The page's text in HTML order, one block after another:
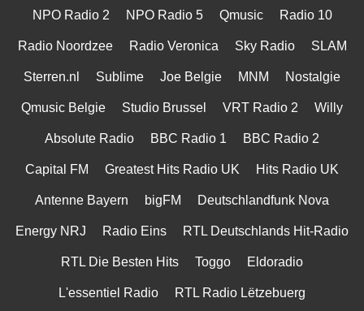
NPO Radio 2 NPO Radio 5 Qmusic Radio 10
Radio Noordzee Radio Veronica Sky Radio SLAM
Sterren.nl Sublime Joe Belgie MNM Nostalgie
Qmusic Belgie Studio Brussel VRT Radio 2 Willy
Absolute Radio BBC Radio 1 BBC Radio 2
Capital FM Greatest Hits Radio UK Hits Radio UK
Antenne Bayern bigFM Deutschlandfunk Nova
Energy NRJ Radio Eins RTL Deutschlands Hit-Radio
RTL Die Besten Hits Toggo Eldoradio
L'essentiel Radio RTL Radio Lëtzebuerg